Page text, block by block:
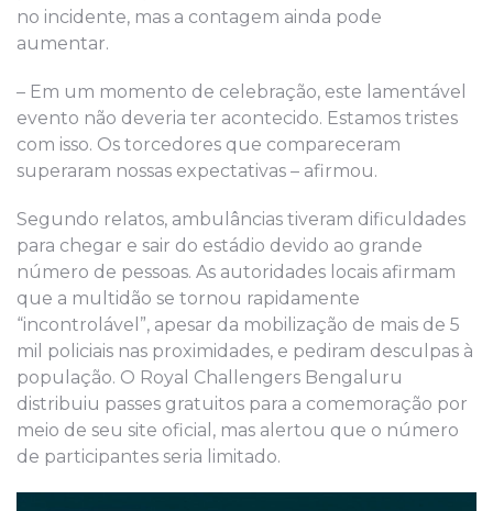
no incidente, mas a contagem ainda pode
aumentar.
– Em um momento de celebração, este lamentável
evento não deveria ter acontecido. Estamos tristes
com isso. Os torcedores que compareceram
superaram nossas expectativas – afirmou.
Segundo relatos, ambulâncias tiveram dificuldades
para chegar e sair do estádio devido ao grande
número de pessoas. As autoridades locais afirmam
que a multidão se tornou rapidamente
“incontrolável”, apesar da mobilização de mais de 5
mil policiais nas proximidades, e pediram desculpas à
população. O Royal Challengers Bengaluru
distribuiu passes gratuitos para a comemoração por
meio de seu site oficial, mas alertou que o número
de participantes seria limitado.